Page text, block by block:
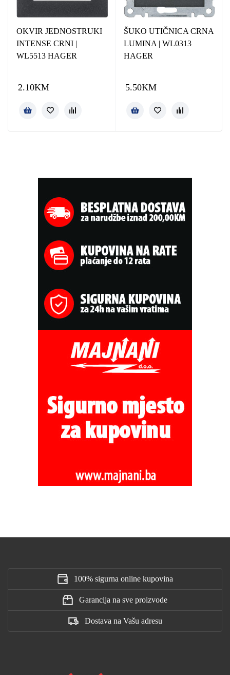
OKVIR JEDNOSTRUKI
INTENSE CRNI |
WL5513 HAGER
2.10KM
ŠUKO UTIČNICA CRNA
LUMINA | WL0313
HAGER
5.50KM
100% sigurna online kupovina
Garancija na sve proizvode
Dostava na Vašu adresu